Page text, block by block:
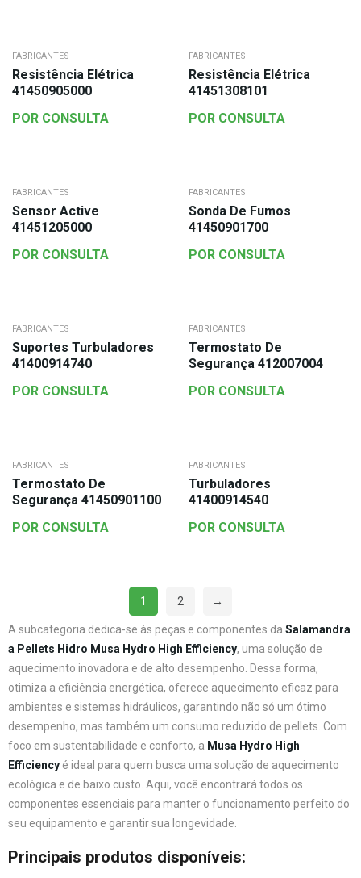
FABRICANTES
Resistência Elétrica
41450905000
POR CONSULTA
FABRICANTES
Resistência Elétrica
41451308101
POR CONSULTA
FABRICANTES
Sensor Active
41451205000
POR CONSULTA
FABRICANTES
Sonda De Fumos
41450901700
POR CONSULTA
FABRICANTES
Suportes Turbuladores
41400914740
POR CONSULTA
FABRICANTES
Termostato De
Segurança 412007004
POR CONSULTA
FABRICANTES
Termostato De
Segurança 41450901100
POR CONSULTA
FABRICANTES
Turbuladores
41400914540
POR CONSULTA
1 2 →
A subcategoria dedica-se às peças e componentes da Salamandra
a Pellets Hidro Musa Hydro High Efficiency, uma solução de
aquecimento inovadora e de alto desempenho. Dessa forma,
otimiza a eficiência energética, oferece aquecimento eficaz para
ambientes e sistemas hidráulicos, garantindo não só um ótimo
desempenho, mas também um consumo reduzido de pellets. Com
foco em sustentabilidade e conforto, a Musa Hydro High
Efficiency é ideal para quem busca uma solução de aquecimento
ecológica e de baixo custo. Aqui, você encontrará todos os
componentes essenciais para manter o funcionamento perfeito do
seu equipamento e garantir sua longevidade.
Principais produtos disponíveis: